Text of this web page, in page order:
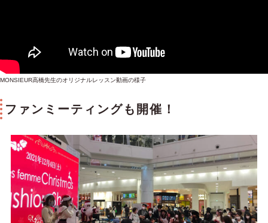
MONSIEUR高橋先生のオリジナルレッスン動画の様子
ファンミーティングも開催！